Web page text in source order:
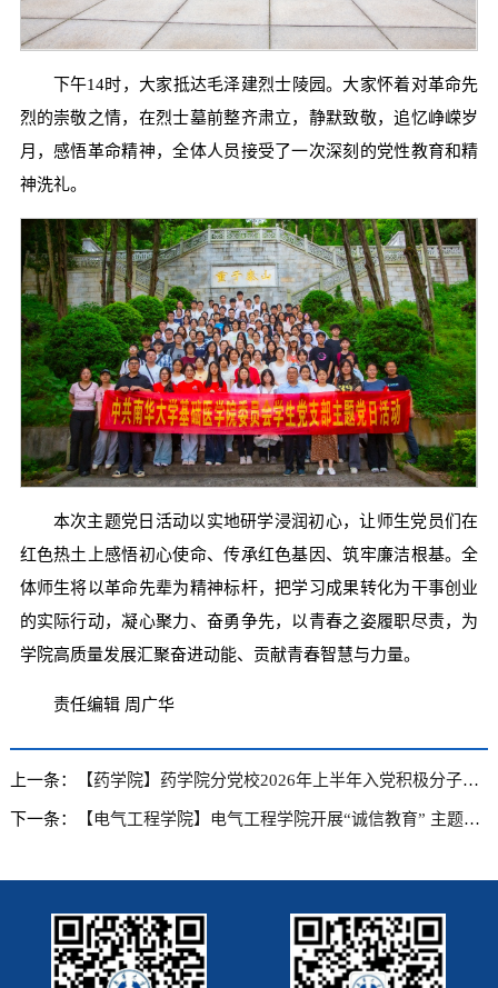
下午14时，大家抵达毛泽建烈士陵园。大家怀着对革命先
烈的崇敬之情，在烈士墓前整齐肃立，静默致敬，追忆峥嵘岁
月，感悟革命精神，全体人员接受了一次深刻的党性教育和精
神洗礼。
本次主题党日活动以实地研学浸润初心，让师生党员们在
红色热土上感悟初心使命、传承红色基因、筑牢廉洁根基。全
体师生将以革命先辈为精神标杆，把学习成果转化为干事创业
的实际行动，凝心聚力、奋勇争先，以青春之姿履职尽责，为
学院高质量发展汇聚奋进动能、贡献青春智慧与力量。
责任编辑 周广华
上一条： 【药学院】药学院分党校2026年上半年入党积极分子培训班开班
下一条： 【电气工程学院】电气工程学院开展“诚信教育” 主题班会活动